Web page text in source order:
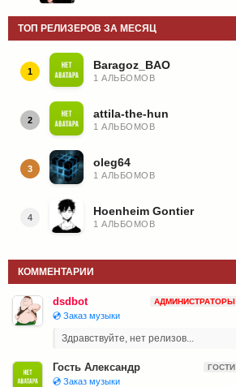
ТОП РЕЛИЗЕРОВ ЗА МЕСЯЦ
1 Baragoz_BAO
1 АЛЬБОМОВ
2 attila-the-hun
1 АЛЬБОМОВ
3 oleg64
1 АЛЬБОМОВ
4 Hoenheim Gontier
1 АЛЬБОМОВ
КОММЕНТАРИИ
dsdbot АДМИНИСТРАТОРЫ
💿 Заказ музыки
Здравствуйте, нет релизов...
Гость Александр ГОСТИ
💿 Заказ музыки